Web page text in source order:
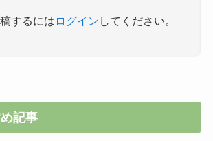
するには ログイン してください。
記事